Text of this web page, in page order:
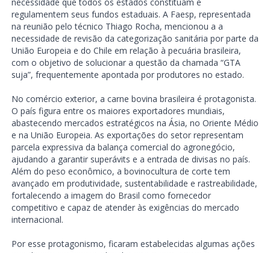
necessidade que todos os estados constituam e
regulamentem seus fundos estaduais. A Faesp, representada
na reunião pelo técnico Thiago Rocha, mencionou a a
necessidade de revisão da categorização sanitária por parte da
União Europeia e do Chile em relação à pecuária brasileira,
com o objetivo de solucionar a questão da chamada “GTA
suja”, frequentemente apontada por produtores no estado.
No comércio exterior, a carne bovina brasileira é protagonista.
O país figura entre os maiores exportadores mundiais,
abastecendo mercados estratégicos na Ásia, no Oriente Médio
e na União Europeia. As exportações do setor representam
parcela expressiva da balança comercial do agronegócio,
ajudando a garantir superávits e a entrada de divisas no país.
Além do peso econômico, a bovinocultura de corte tem
avançado em produtividade, sustentabilidade e rastreabilidade,
fortalecendo a imagem do Brasil como fornecedor
competitivo e capaz de atender às exigências do mercado
internacional.
Por esse protagonismo, ficaram estabelecidas algumas ações